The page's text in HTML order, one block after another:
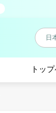
日
トッ